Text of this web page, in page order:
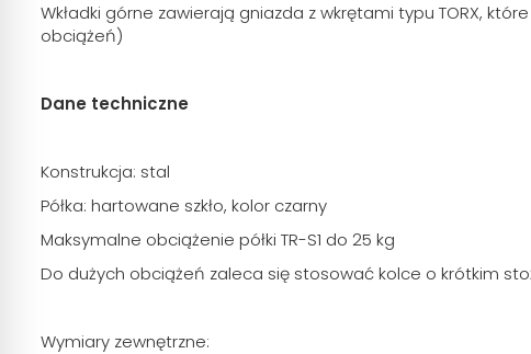
Wkładki górne zawierają gniazda z wkrętami typu TORX,
obciążeń)
Dane techniczne
Konstrukcja: stal
Półka: hartowane szkło, kolor czarny
Maksymalne obciążenie półki TR-S1 do 25 kg
Do dużych obciążeń zaleca się stosować kolce o krótkim
Wymiary zewnętrzne: